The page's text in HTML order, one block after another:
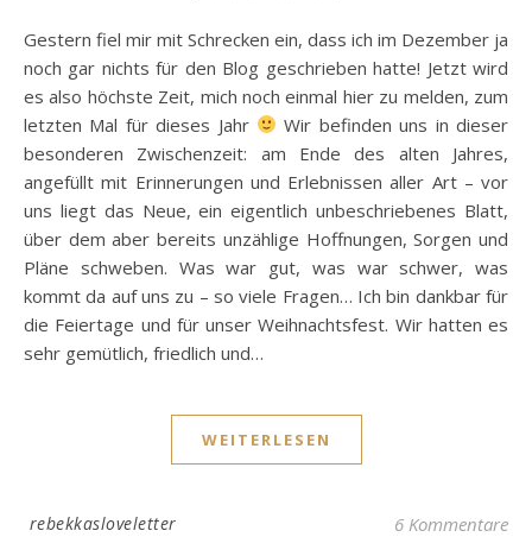
Gestern fiel mir mit Schrecken ein, dass ich im Dezember ja
noch gar nichts für den Blog geschrieben hatte! Jetzt wird
es also höchste Zeit, mich noch einmal hier zu melden, zum
letzten Mal für dieses Jahr
Wir befinden uns in dieser
besonderen Zwischenzeit: am Ende des alten Jahres,
angefüllt mit Erinnerungen und Erlebnissen aller Art – vor
uns liegt das Neue, ein eigentlich unbeschriebenes Blatt,
über dem aber bereits unzählige Hoffnungen, Sorgen und
Pläne schweben. Was war gut, was war schwer, was
kommt da auf uns zu – so viele Fragen… Ich bin dankbar für
die Feiertage und für unser Weihnachtsfest. Wir hatten es
sehr gemütlich, friedlich und…
WEITERLESEN
rebekkasloveletter 6 Kommentare